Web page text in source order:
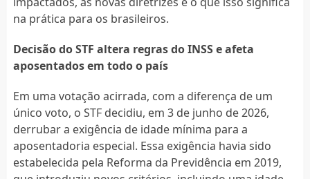
na prática para os brasileiros.
Decisão do STF altera regras do INSS e afeta
aposentados em todo o país
Em uma votação acirrada, com a diferença de um
único voto, o STF decidiu, em 3 de junho de 2026,
derrubar a exigência de idade mínima para a
aposentadoria especial. Essa exigência havia sido
estabelecida pela Reforma da Previdência em 2019,